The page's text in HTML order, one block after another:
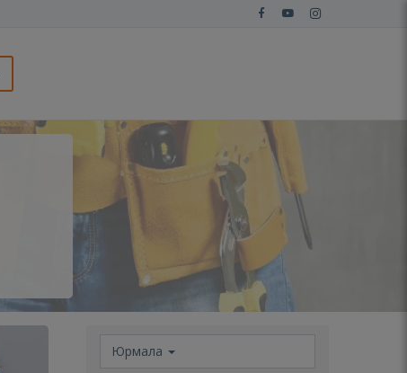
Юрмала